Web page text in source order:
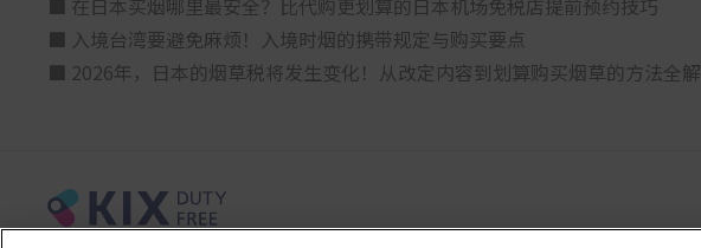
■ 在日本买烟哪里最安全？比代购更划算的日本机场免税店提前预约技巧
■ 入境台湾要避免麻烦！入境时烟的携带规定与购买要点
■ 2026年，日本的烟草税将发生变化！从改定内容到划算购买烟草的方法全解